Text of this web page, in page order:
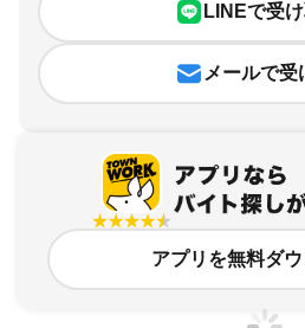
LINEで受
メールで受
アプリを無料ダ